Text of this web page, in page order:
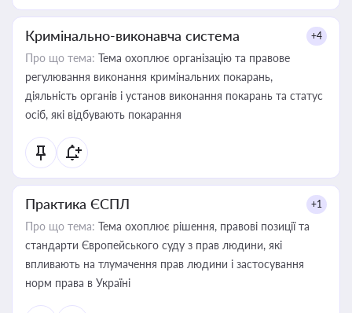
Кримінально-виконавча система +4
Про що тема: Тема охоплює організацію та правове
регулювання виконання кримінальних покарань,
діяльність органів і установ виконання покарань та статус
осіб, які відбувають покарання
Практика ЄСПЛ +1
Про що тема: Тема охоплює рішення, правові позиції та
стандарти Європейського суду з прав людини, які
впливають на тлумачення прав людини і застосування
норм права в Україні